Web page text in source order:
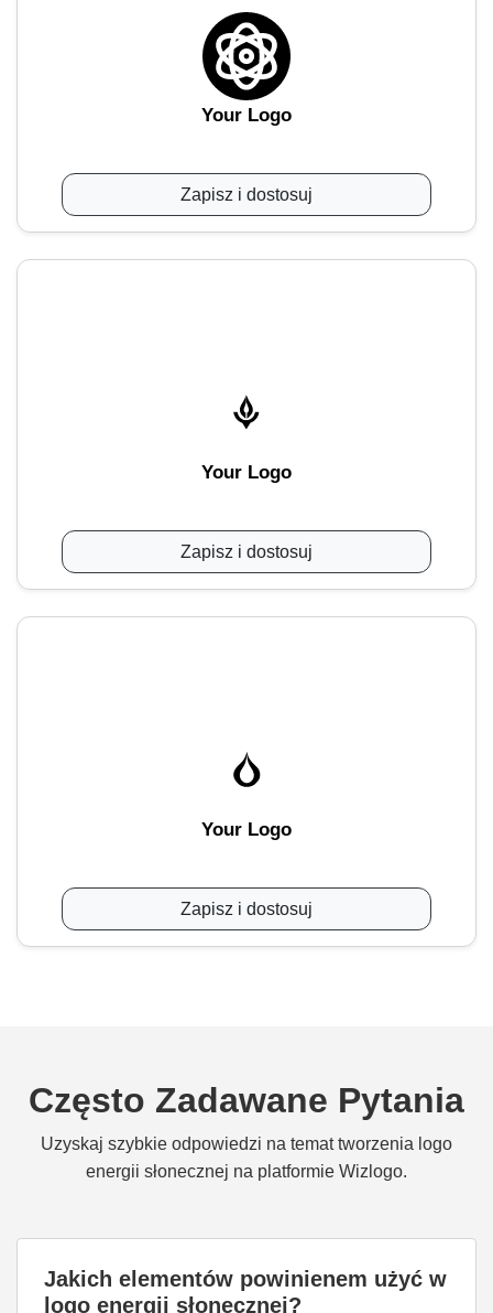
Your Logo
Zapisz i dostosuj
Your Logo
Zapisz i dostosuj
Your Logo
Zapisz i dostosuj
Często Zadawane Pytania
Uzyskaj szybkie odpowiedzi na temat tworzenia logo
energii słonecznej na platformie Wizlogo.
Jakich elementów powinienem użyć w
logo energii słonecznej?